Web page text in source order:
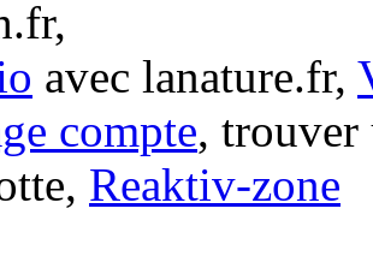
avec lanature.fr,
compte,
Reaktiv-zone